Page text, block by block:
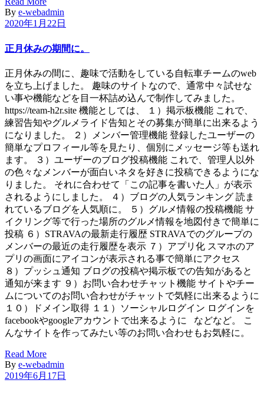
By e-webadmin
2020年1月22日
正月休みの期間に。
正月休みの間に、趣味で活動をしている自転車チームのweb
を立ち上げました。 趣味のサイトなので、通常中々試せな
い事や機能などを目一杯詰め込んで制作してみました。
https://team-h2r.site 機能としては、 １）掲示板機能 これで、
練習告知やグルメライド告知とその募集が簡単に出来るよう
になりました。 ２）メンバー管理機能 登録したユーザーの
簡単なプロフィール等を見たり、個別にメッセージ等も送れ
ます。 ３）ユーザーのブログ投稿機能 これで、管理人以外
の色々なメンバーが面白いネタを好きに投稿できるようにな
りました。 それに合わせて「この記事を書いた人」が表示
されるようにしました。 ４）ブログの人気ランキング 読ま
れているブログを人気順に。 ５）グルメ情報の投稿機能 サ
イクリング等で行った場所のグルメ情報を地図付きで簡単に
投稿 ６）STRAVAの最新走行履歴 STRAVAでのグループの
メンバーの最近の走行履歴を表示 ７）アプリ化 スマホのア
プリの画面にアイコンが表示される事で簡単にアクセス
８）プッシュ通知 ブログの投稿や掲示板での告知があると
通知が来ます ９）お問い合わせチャット機能 サイトやチー
ムについてのお問い合わせがチャットで気軽に出来るように
１０）ドメイン取得 １１）ソーシャルログイン ログインを
facebookやgoogleアカウントで出来るように などなど。 こ
んなサイトを作ってみたい等のお問い合わせもお気軽に。
Read More
By e-webadmin
2019年6月17日